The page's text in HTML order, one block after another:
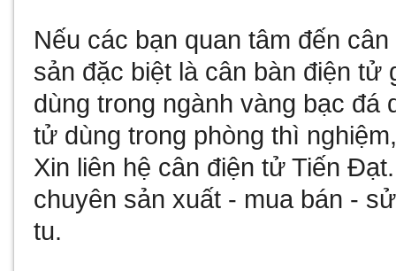
Nếu các bạn quan tâm đến cân
sản đặc biệt là cân bàn điện tử
dùng trong ngành vàng bạc
tử dùng trong phòng thì
Xin liên hệ cân điện tử Tiến
chuyên sản xuất - mua bán -
tu.